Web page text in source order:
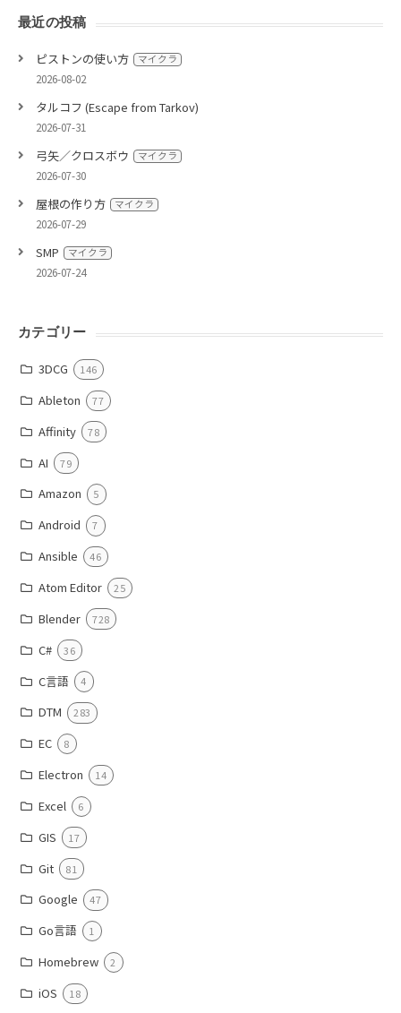
最近の投稿
ピストンの使い方 マイクラ
2026-08-02
タルコフ (Escape from Tarkov)
2026-07-31
弓矢／クロスボウ マイクラ
2026-07-30
屋根の作り方 マイクラ
2026-07-29
SMP マイクラ
2026-07-24
カテゴリー
3DCG 146
Ableton 77
Affinity 78
AI 79
Amazon 5
Android 7
Ansible 46
Atom Editor 25
Blender 728
C# 36
C言語 4
DTM 283
EC 8
Electron 14
Excel 6
GIS 17
Git 81
Google 47
Go言語 1
Homebrew 2
iOS 18